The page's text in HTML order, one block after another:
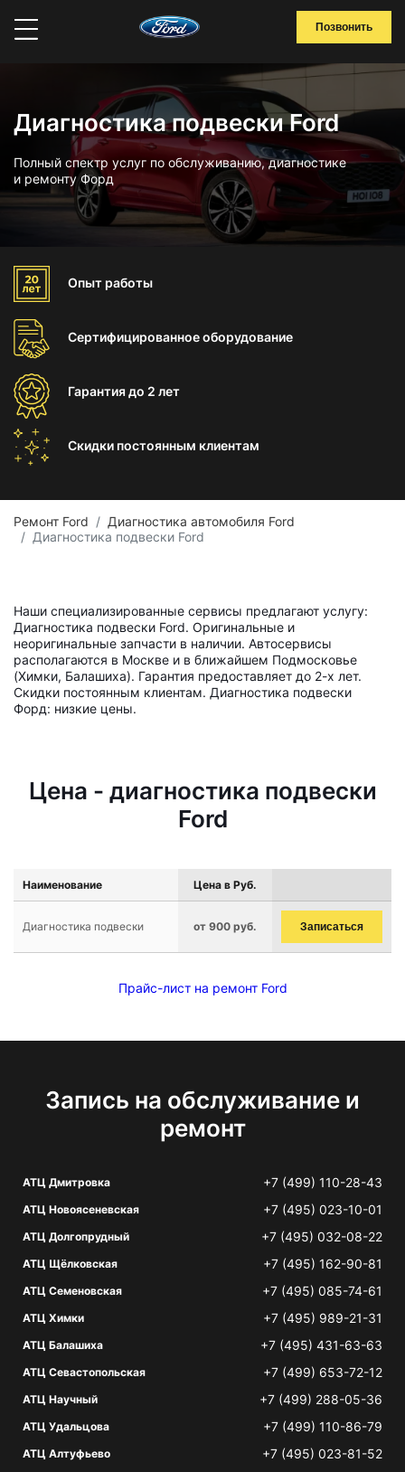
Позвонить
Диагностика подвески Ford
Полный спектр услуг по обслуживанию, диагностике
и ремонту Форд
Опыт работы
Сертифицированноеоборудование
Гарантиядо 2 лет
Скидки постоянным клиентам
Ремонт Ford
Диагностика автомобиля Ford
Диагностика подвески Ford
Наши специализированные сервисы предлагают услугу:
Диагностика подвески Ford. Оригинальные и
неоригинальные запчасти в наличии. Автосервисы
располагаются в Москве и в ближайшем Подмосковье
(Химки, Балашиха). Гарантия предоставляет до 2-х лет.
Скидки постоянным клиентам. Диагностика подвески
Форд: низкие цены.
Цена - диагностика подвески
Ford
Наименование Цена в Руб.
Диагностика подвески от 900 руб. Записаться
Прайс-лист на ремонт Ford
Запись на обслуживание и
ремонт
АТЦ Дмитровка +7 (499) 110-28-43
АТЦ Новоясеневская +7 (495) 023-10-01
АТЦ Долгопрудный +7 (495) 032-08-22
АТЦ Щёлковская +7 (495) 162-90-81
АТЦ Семеновская +7 (495) 085-74-61
АТЦ Химки +7 (495) 989-21-31
АТЦ Балашиха +7 (495) 431-63-63
АТЦ Севастопольская +7 (499) 653-72-12
АТЦ Научный +7 (499) 288-05-36
АТЦ Удальцова +7 (499) 110-86-79
АТЦ Алтуфьево +7 (495) 023-81-52